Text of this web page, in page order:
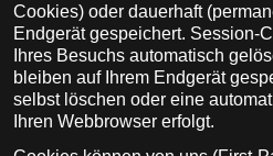
Cookies) oder dauerhaft
Endgerät gespeichert. Session-
Ihres Besuchs automatisch
bleiben auf Ihrem Endgerät
selbst löschen oder eine
Ihren Webbrowser erfolgt.